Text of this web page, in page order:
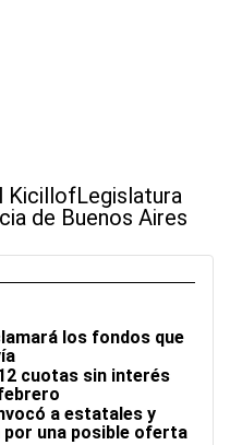
KicillofLegislatura
de Buenos Aires
los fondos que
cuotas sin interés
a estatales y
una posible oferta